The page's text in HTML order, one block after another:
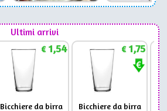
Ultimi arrivi
€1,54
Bicchiere da birra
€1,75
Bicchiere da birra